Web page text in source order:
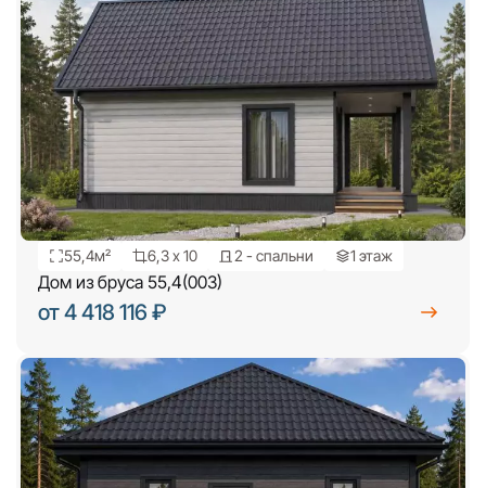
55,4м² 6,3 х 10 2 - спальни 1 этаж
Дом из бруса 55,4(003)
от 4 418 116 ₽